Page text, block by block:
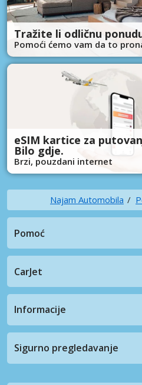
Tražite li odličnu
Pomoći ćemo vam da to
eSIM kartice za
Bilo gdje.
Brzi, pouzdani internet
Najam Automobila
Pomoć
CarJet
Informacije
Sigurno pregledavanje